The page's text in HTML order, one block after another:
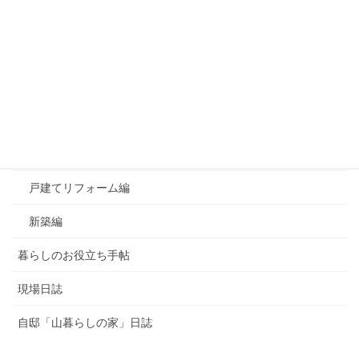
戸建てリフォーム編
新築編
暮らしのお役立ち手帖
現場日誌
自邸「山暮らしの家」日誌